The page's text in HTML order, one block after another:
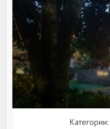
Категории: